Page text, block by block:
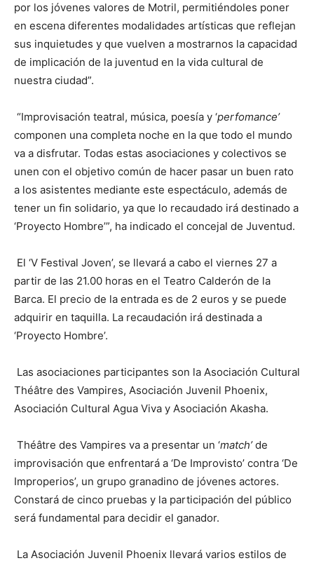
por los jóvenes valores de Motril, permitiéndoles poner
en escena diferentes modalidades artísticas que reflejan
sus inquietudes y que vuelven a mostrarnos la capacidad
de implicación de la juventud en la vida cultural de
nuestra ciudad”.
“Improvisación teatral, música, poesía y ‘perfomance’
componen una completa noche en la que todo el mundo
va a disfrutar. Todas estas asociaciones y colectivos se
unen con el objetivo común de hacer pasar un buen rato
a los asistentes mediante este espectáculo, además de
tener un fin solidario, ya que lo recaudado irá destinado a
‘Proyecto Hombre’”, ha indicado el concejal de Juventud.
El ‘V Festival Joven’, se llevará a cabo el viernes 27 a
partir de las 21.00 horas en el Teatro Calderón de la
Barca. El precio de la entrada es de 2 euros y se puede
adquirir en taquilla. La recaudación irá destinada a
‘Proyecto Hombre’.
Las asociaciones participantes son la Asociación Cultural
Théâtre des Vampires, Asociación Juvenil Phoenix,
Asociación Cultural Agua Viva y Asociación Akasha.
Théâtre des Vampires va a presentar un ‘match’de
improvisación que enfrentará a ‘De Improvisto’ contra ‘De
Improperios’, un grupo granadino de jóvenes actores.
Constará de cinco pruebas y la participación del público
será fundamental para decidir el ganador.
La Asociación Juvenil Phoenix llevará varios estilos de